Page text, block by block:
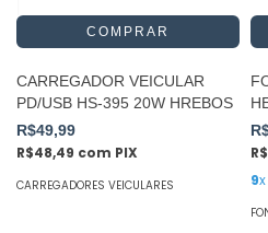
CARREGADOR VEICULAR
PD/USB HS-395 20W HREBOS
R$49,99
R$48,49 com PIX
CARREGADORES VEICULARES
9